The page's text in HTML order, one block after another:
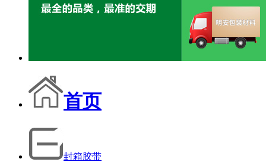
首页
封箱胶带